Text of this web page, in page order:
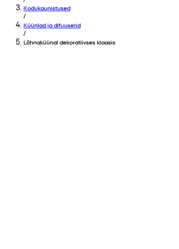
Kodukaunistused
/
Küünlad ja difuuserid
/
Lõhnaküünal dekoratiivses klaasis